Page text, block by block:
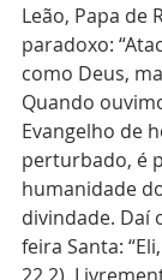
Leão, Papa de
paradoxo:
como Deus,
Quando
Evangelho de
perturbado, é
humanidade
divindade. Daí
feira Santa:
22,2).